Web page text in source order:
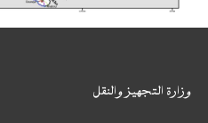
وزارة التجهيز والنقل